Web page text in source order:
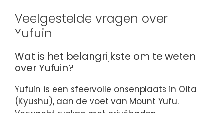
Veelgestelde vragen over
Yufuin
Wat is het belangrijkste om te weten
over Yufuin?
Yufuin is een sfeervolle onsenplaats in Oita
(Kyushu), aan de voet van Mount Yufu.